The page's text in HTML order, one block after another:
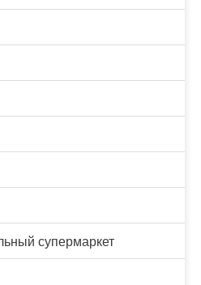
супермаркет